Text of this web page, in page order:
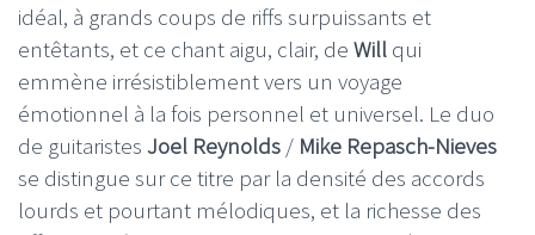
idéal, à grands coups de riffs surpuissants et
entêtants, et ce chant aigu, clair, de Will qui
emmène irrésistiblement vers un voyage
émotionnel à la fois personnel et universel. Le duo
de guitaristes Joel Reynolds / Mike Repasch-Nieves
se distingue sur ce titre par la densité des accords
lourds et pourtant mélodiques, et la richesse des